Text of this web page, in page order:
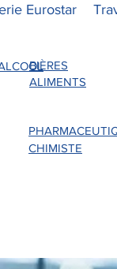
Eurostar
BIÈRES
ALIMENTS
CHIMISTE